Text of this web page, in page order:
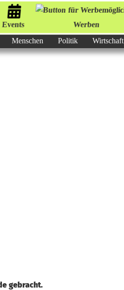
Events Werben
Menschen Politik Wirtschaft
gebracht.